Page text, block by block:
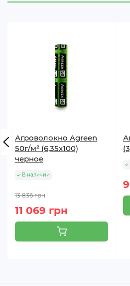
Агроволокно Agreen
50г/м² (6,35х100)
черное
В наличии
13 836 грн
11 069 грн